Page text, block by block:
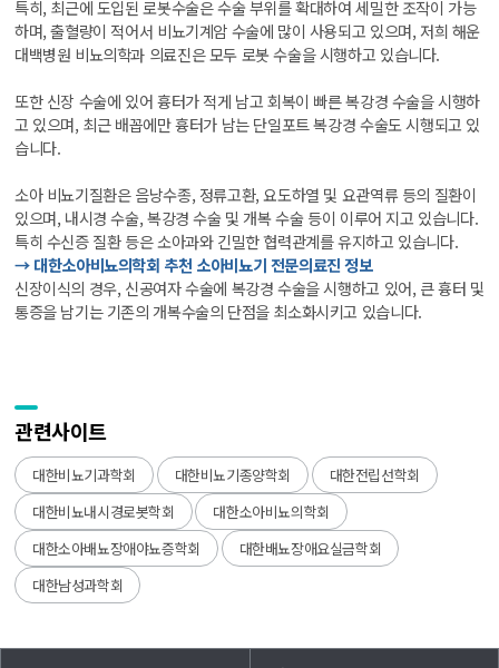
특히, 최근에 도입된 로봇수술은 수술 부위를 확대하여 세밀한 조작이 가능
하며, 출혈량이 적어서 비뇨기계암 수술에 많이 사용되고 있으며, 저희 해운
대백병원 비뇨의학과 의료진은 모두 로봇 수술을 시행하고 있습니다.
또한 신장 수술에 있어 흉터가 적게 남고 회복이 빠른 복강경 수술을 시행하
고 있으며, 최근 배꼽에만 흉터가 남는 단일포트 복강경 수술도 시행되고 있
습니다.
소아 비뇨기질환은 음낭수종, 정류고환, 요도하열 및 요관역류 등의 질환이
있으며, 내시경 수술, 복강경 수술 및 개복 수술 등이 이루어 지고 있습니다.
특히 수신증 질환 등은 소아과와 긴밀한 협력관계를 유지하고 있습니다.
→ 대한소아비뇨의학회 추천 소아비뇨기 전문의료진 정보
신장이식의 경우, 신공여자 수술에 복강경 수술을 시행하고 있어, 큰 흉터 및
통증을 남기는 기존의 개복수술의 단점을 최소화시키고 있습니다.
관련사이트
대한비뇨기과학회 대한비뇨기종양학회
대한전립선학회
대한비뇨내시경로봇학회
대한소아비뇨의학회
대한소아배뇨장애야뇨증학회
대한배뇨장애요실금학회
대한남성과학회